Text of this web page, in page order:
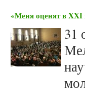
«Меня оценят в XXI
31